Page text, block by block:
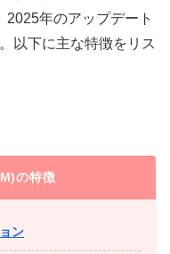
年のアップデート
以下に主な特徴をリス
の特徴
ン